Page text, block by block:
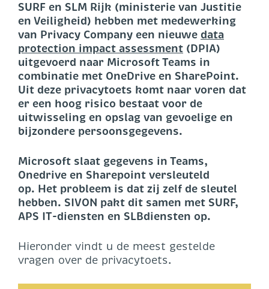
SURF en SLM Rijk (ministerie van Justitie
en Veiligheid) hebben met medewerking
van Privacy Company een nieuwe data
protection impact assessment (DPIA)
uitgevoerd naar Microsoft Teams in
combinatie met OneDrive en SharePoint.
Uit deze privacytoets komt naar voren dat
er een hoog risico bestaat voor de
uitwisseling en opslag van gevoelige en
bijzondere persoonsgegevens.
Microsoft slaat gegevens in Teams,
Onedrive en Sharepoint versleuteld
op. Het probleem is dat zij zelf de sleutel
hebben. SIVON pakt dit samen met SURF,
APS IT-diensten en SLBdiensten op.
Hieronder vindt u de meest gestelde
vragen over de privacytoets.